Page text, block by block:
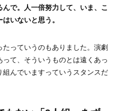
で。人一倍努力して、いま、こ
いないと思う。
っていうのもありました。演劇
て、そういうものとは遠くあっ
んでいますっていうスタンスだ